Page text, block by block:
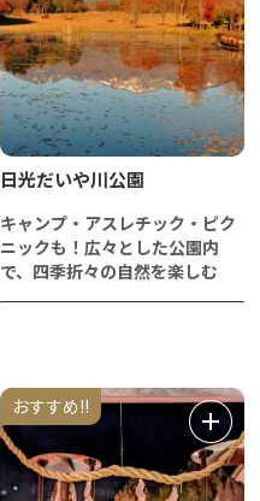
日光だいや川公園
キャンプ・アスレチック・ピク
ニックも！広々とした公園内
で、四季折々の自然を楽しむ
おすすめ!!